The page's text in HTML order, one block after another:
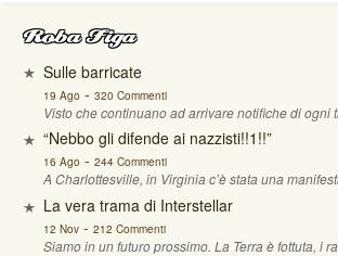
Roba Figa
Sulle barricate
19 Ago - 320 Commenti
Visto che continuano ad arrivare notifiche di ogni
“Nebbo gli difende ai nazzisti!!1!!”
16 Ago - 244 Commenti
A Charlottesville, in Virginia c’è stata una
La vera trama di Interstellar
12 Nov- 212 Commenti
Siamo in un futuro prossimo. La Terra è fottuta, i